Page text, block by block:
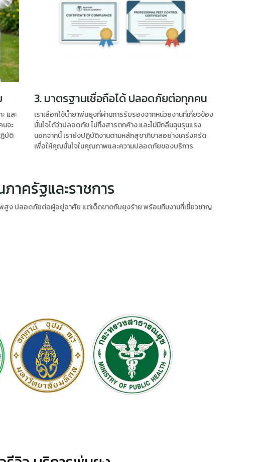
และ
จะ
บัติ
3. มาตรฐานเชื่อถือได้ ปลอดภัยต่อทุกคน
เราเลือกใช้น้ำยาพ่นยุงที่ผ่านการรับรองจากหน่วยงานที่เกี่ยวข้อง
มั่นใจได้ว่าปลอดภัย ไม่ทิ้งสารตกค้าง และไม่มีกลิ่นฉุนรุนแรง
นอกจากนี้ เรายังปฏิบัติงานตามหลักสุขาภิบาลอย่างเคร่งครัด
เพื่อให้คุณมั่นใจในคุณภาพและความปลอดภัยของบริการ
าครัฐและราชการ
สูง ปลอดภัยต่อผู้อยู่อาศัย แต่เด็ดขาดกับยุงร้าย พร้อมทีมงานที่เชี่ยวชาญ